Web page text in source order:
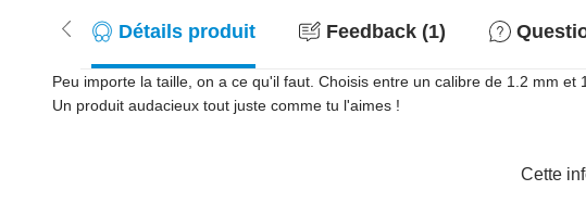
Détails produit Feedback (1)
Peu importe la taille, on a ce qu'il faut. Choisis entre un calibre de 1.2 mm
Un produit audacieux tout juste comme tu l'aimes !
Cette